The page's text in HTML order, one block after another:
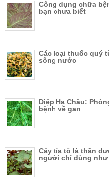
Công dụng chữa
bạn chưa biết
Các loại thuốc quý
sông nước
Diệp Hạ Châu:
bệnh về gan
Cây tía tô là thần
người chỉ dùng như